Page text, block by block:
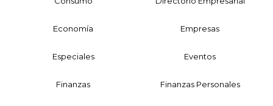
Economía Empresas
Especiales Eventos
Finanzas Finanzas Personales